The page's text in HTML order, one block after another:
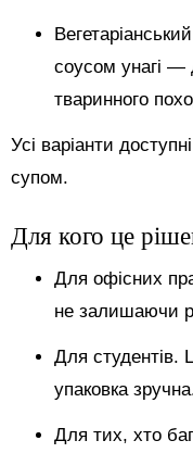
соусом унагі —
тваринного
Усі варіанти
супом.
Для кого це
Для офісних
не залишаючи
Для студентів.
упаковка
Для тих, хто